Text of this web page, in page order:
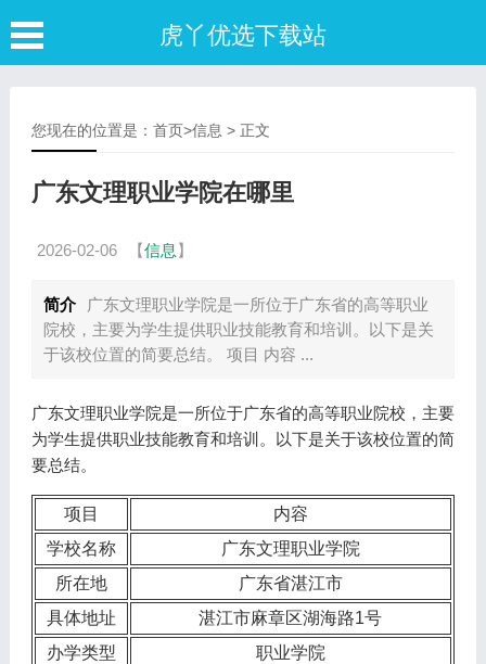
虎丫优选下载站
您现在的位置是： 首页>信息 > 正文
广东文理职业学院在哪里
2026-02-06 【信息 】
简介
广东文理职业学院是一所位于广东省的高等职业
院校，主要为学生提供职业技能教育和培训。以下是关
于该校位置的简要总结。 项目 内容 ...
广东文理职业学院是一所位于广东省的高等职业院校，主要
为学生提供职业技能教育和培训。以下是关于该校位置的简
要总结。
项目
内容
学校名称
广东文理职业学院
所在地
广东省湛江市
具体地址
湛江市麻章区湖海路1号
办学类型
职业学院